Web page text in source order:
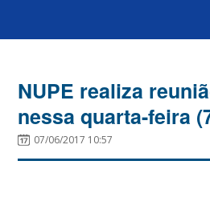
NUPE realiza
nessa quarta-feira
07/06/2017 10:57